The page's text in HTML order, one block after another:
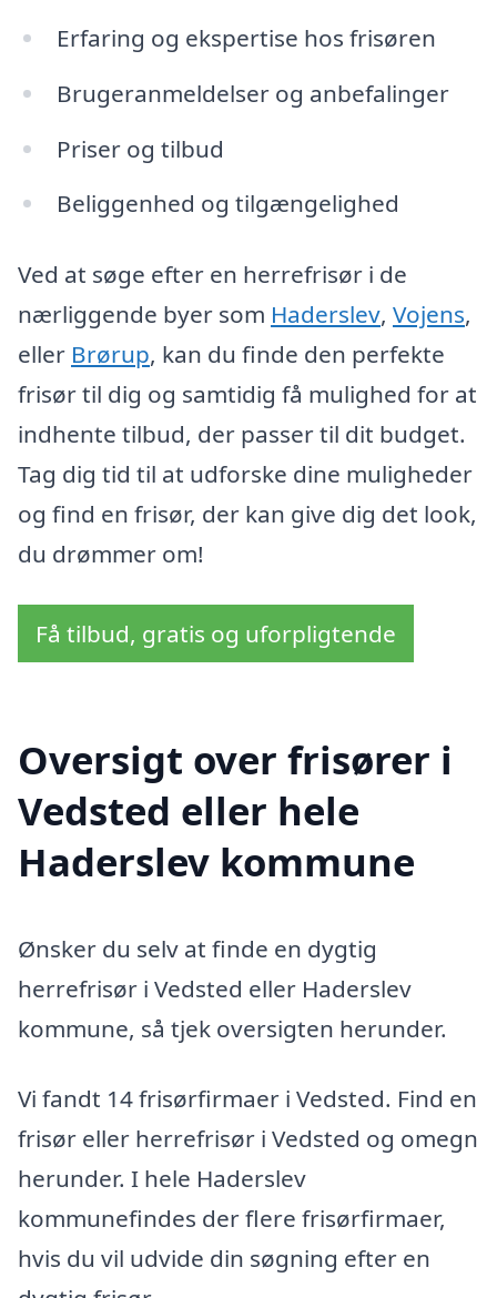
Erfaring og ekspertise hos frisøren
Brugeranmeldelser og anbefalinger
Priser og tilbud
Beliggenhed og tilgængelighed
Ved at søge efter en herrefrisør i de
nærliggende byer som Haderslev, Vojens,
eller Brørup, kan du finde den perfekte
frisør til dig og samtidig få mulighed for at
indhente tilbud, der passer til dit budget.
Tag dig tid til at udforske dine muligheder
og find en frisør, der kan give dig det look,
du drømmer om!
Få tilbud, gratis og uforpligtende
Oversigt over frisører i
Vedsted eller hele
Haderslev kommune
Ønsker du selv at finde en dygtig
herrefrisør i Vedsted eller Haderslev
kommune, så tjek oversigten herunder.
Vi fandt 14 frisørfirmaer i Vedsted. Find en
frisør eller herrefrisør i Vedsted og omegn
herunder. I hele Haderslev
kommunefindes der flere frisørfirmaer,
hvis du vil udvide din søgning efter en